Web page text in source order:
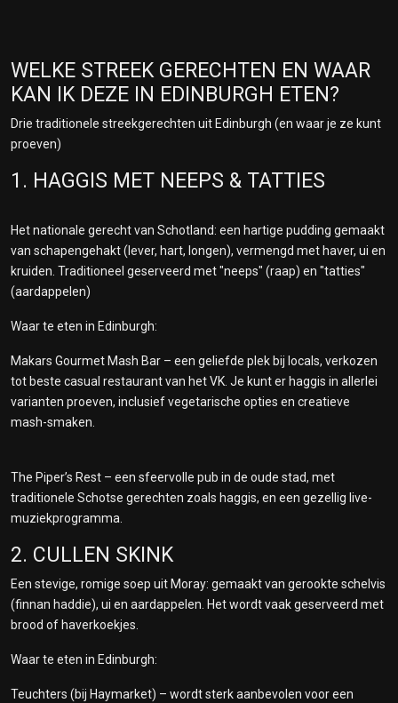
WELKE STREEK GERECHTEN EN WAAR
KAN IK DEZE IN EDINBURGH ETEN?
Drie traditionele streekgerechten uit Edinburgh (en waar je ze kunt
proeven)
1. HAGGIS MET NEEPS & TATTIES
Het nationale gerecht van Schotland: een hartige pudding gemaakt
van schapengehakt (lever, hart, longen), vermengd met haver, ui en
kruiden. Traditioneel geserveerd met "neeps" (raap) en "tatties"
(aardappelen)
Waar te eten in Edinburgh:
Makars Gourmet Mash Bar – een geliefde plek bij locals, verkozen
tot beste casual restaurant van het VK. Je kunt er haggis in allerlei
varianten proeven, inclusief vegetarische opties en creatieve
mash-smaken.
The Piper’s Rest – een sfeervolle pub in de oude stad, met
traditionele Schotse gerechten zoals haggis, en een gezellig live-
muziekprogramma.
2. CULLEN SKINK
Een stevige, romige soep uit Moray: gemaakt van gerookte schelvis
(finnan haddie), ui en aardappelen. Het wordt vaak geserveerd met
brood of haverkoekjes.
Waar te eten in Edinburgh:
Teuchters (bij Haymarket) – wordt sterk aanbevolen voor een